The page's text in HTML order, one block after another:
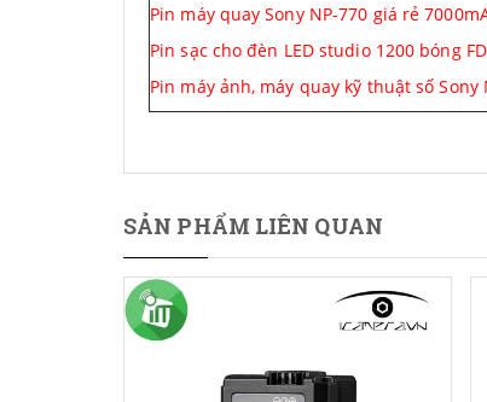
Pin máy quay Sony NP-770 giá rẻ
Pin sạc cho đèn LED studio 1200 bóng
Pin máy ảnh, máy quay kỹ thuật số
SẢN PHẨM LIÊN QUAN